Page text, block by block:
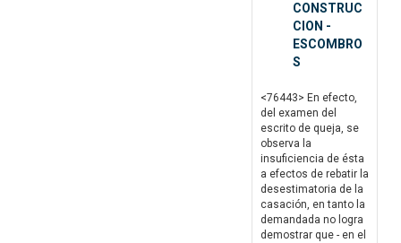
CONSTRUC
CION -
ESCOMBRO
S
<76443> En efecto,
del examen del
escrito de queja, se
observa la
insuficiencia de ésta
a efectos de rebatir la
desestimatoria de la
casación, en tanto la
demandada no logra
demostrar que - en el